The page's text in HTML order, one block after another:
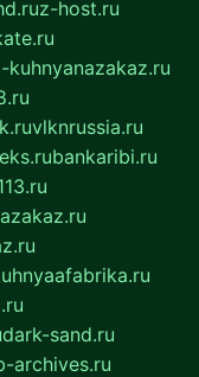
z-host.ru
kuhnyanazakaz.ru
vlknrussia.ru
bankaribi.ru
dark-sand.ru
archives.ru